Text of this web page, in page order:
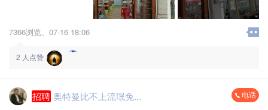
7366浏览、 07-16 18:06
2 人点赞
招聘 奥特曼比不上流氓兔... 电话